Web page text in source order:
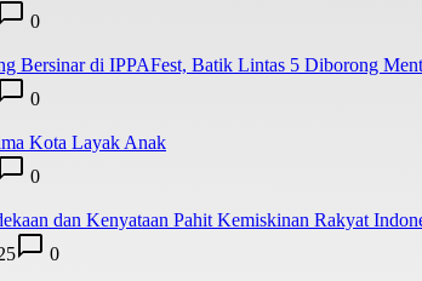
0
Bersinar di IPPAFest, Batik Lintas 5 Diborong
0
Kota Layak Anak
0
dan Kenyataan Pahit Kemiskinan Rakyat
0